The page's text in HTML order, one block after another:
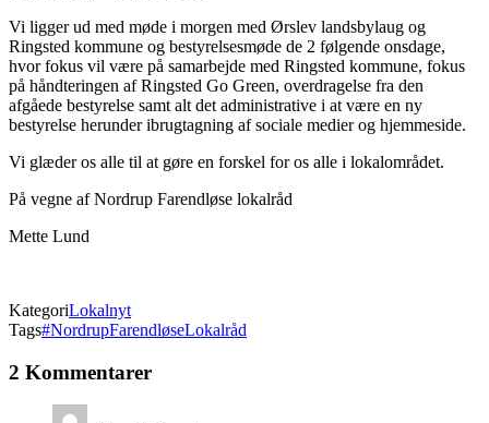
Vi ligger ud med møde i morgen med Ørslev landsbylaug og
Ringsted kommune og bestyrelsesmøde de 2 følgende onsdage,
hvor fokus vil være på samarbejde med Ringsted kommune, fokus
på håndteringen af Ringsted Go Green, overdragelse fra den
afgåede bestyrelse samt alt det administrative i at være en ny
bestyrelse herunder ibrugtagning af sociale medier og hjemmeside.
Vi glæder os alle til at gøre en forskel for os alle i lokalområdet.
På vegne af Nordrup Farendløse lokalråd
Mette Lund
KategoriLokalnyt
Tags#NordrupFarendløseLokalråd
2 Kommentarer